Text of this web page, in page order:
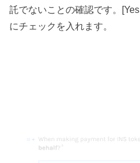
託でないことの確認です。
にチェックを入れます。